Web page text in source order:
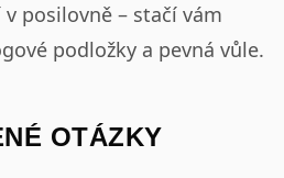
posilovně – stačí vám
podložky a pevná vůle.
OTÁZKY